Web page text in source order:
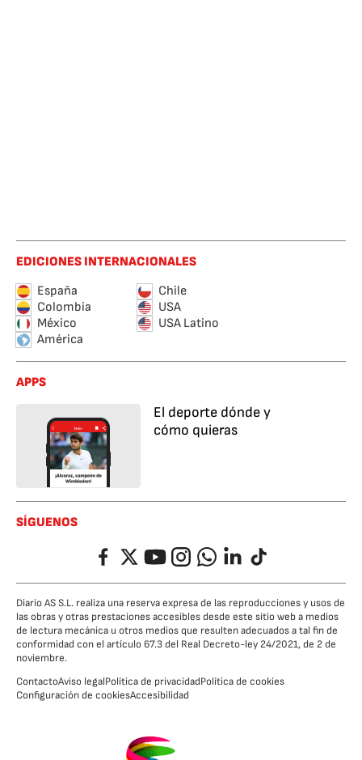
EDICIONES INTERNACIONALES
España
Chile
Colombia
USA
México
USA Latino
América
APPS
El deporte dónde y
cómo quieras
SÍGUENOS
FacebookTwitterYouTubeInstagramWhatsappLinkedIn
TikTok
Diario AS S.L. realiza una reserva expresa de las reproducciones y usos de
las obras y otras prestaciones accesibles desde este sitio web a medios
de lectura mecánica u otros medios que resulten adecuados a tal fin de
conformidad con el artículo 67.3 del Real Decreto-ley 24/2021, de 2 de
noviembre.
ContactoAviso legalPolítica de privacidadPolítica de cookies
Configuración de cookiesAccesibilidad